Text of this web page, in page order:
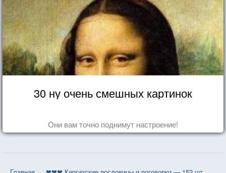
30 ну очень смешных картинок
Они вам точно поднимут настроение!